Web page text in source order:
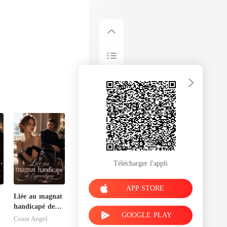
Liée au magnat
handicapé de
l'apocalypse
Coast Angel
Télécharger l'appli
APP STORE
GOOGLE PLAY